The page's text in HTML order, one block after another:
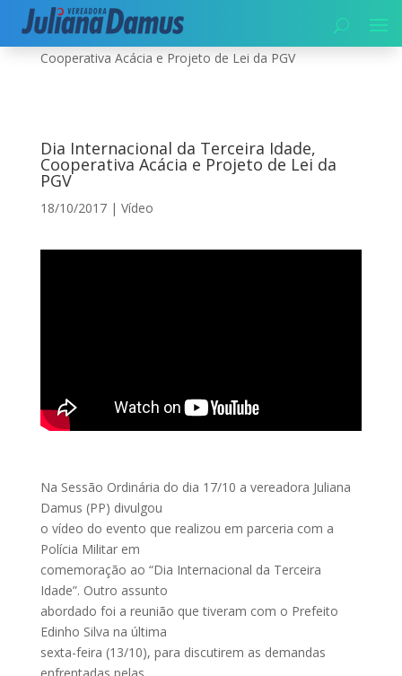
Início|Vídeo|Dia Internacional da Terceira Idade,
Cooperativa Acácia e Projeto de Lei da PGV
Dia Internacional da Terceira Idade,
Cooperativa Acácia e Projeto de Lei da
PGV
18/10/2017| Vídeo
Na Sessão Ordinária do dia 17/10 a vereadora Juliana
Damus (PP) divulgou
o vídeo do evento que realizou em parceria com a
Polícia Militar em
comemoração ao “Dia Internacional da Terceira
Idade”. Outro assunto
abordado foi a reunião que tiveram com o Prefeito
Edinho Silva na última
sexta-feira (13/10), para discutirem as demandas